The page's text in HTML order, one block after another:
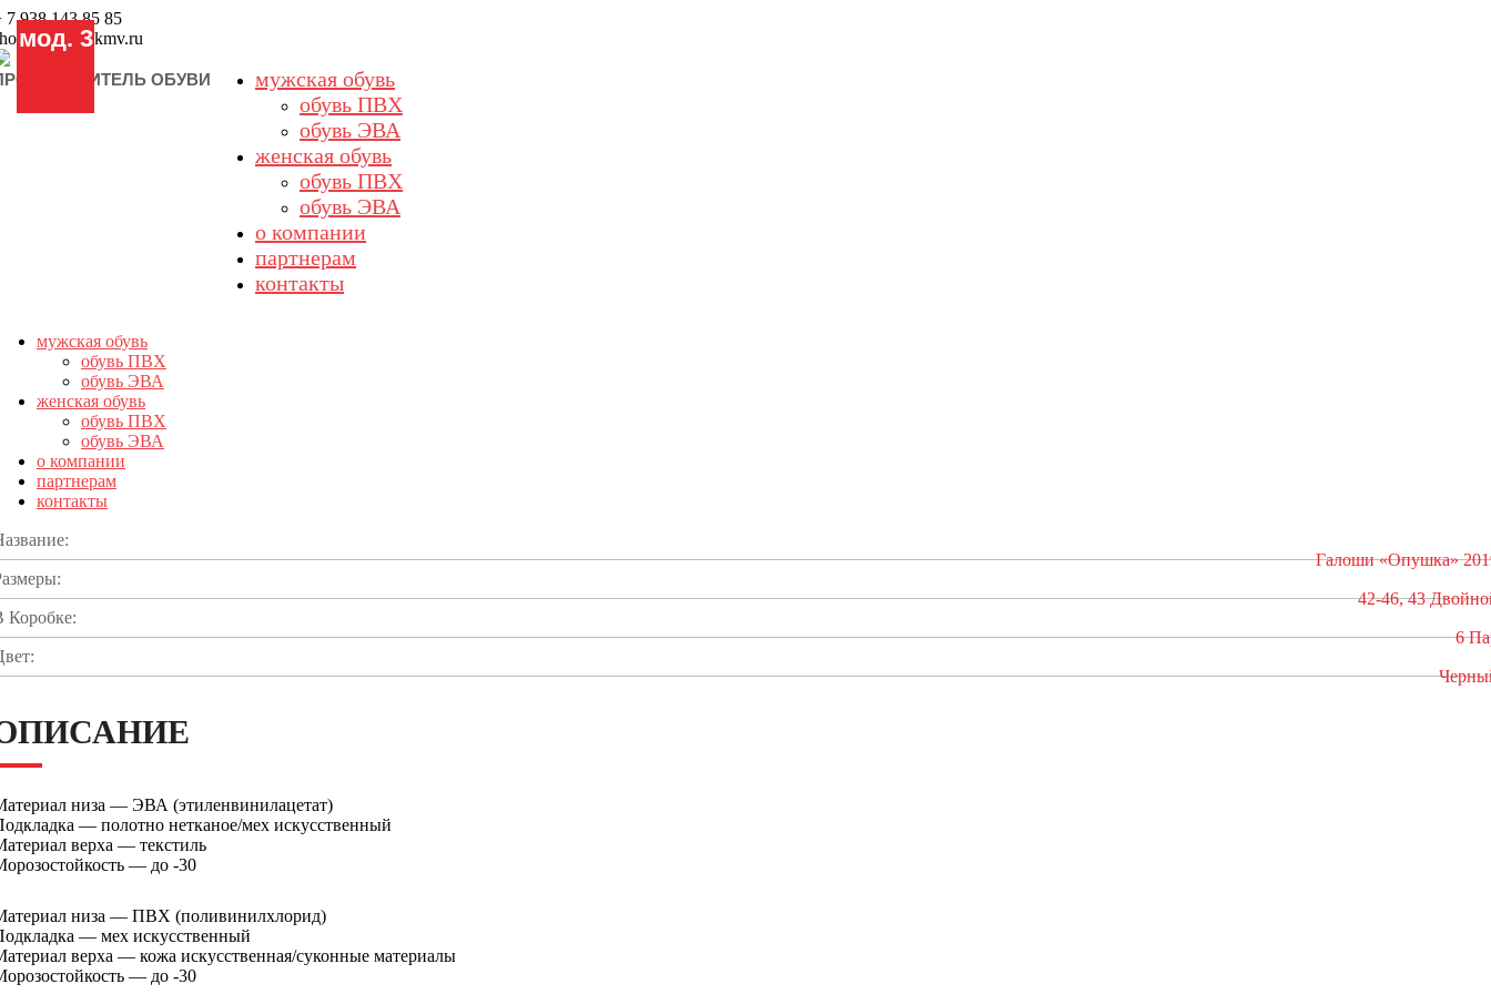
7 938 143 85 85
kmv.ru
ОБУВИ
мужская обувь
обувь ПВХ
обувь ЭВА
женская обувь
обувь ПВХ
обувь ЭВА
о компании
партнерам
контакты
мужская обувь
обувь ПВХ
обувь ЭВА
женская обувь
обувь ПВХ
обувь ЭВА
о компании
партнерам
контакты
мод. 3
Галоши «Опушка»
42-46, 43
Коробке:
6
низа — ЭВА (этиленвинилацетат)
— полотно нетканое/мех искусственный
верха — текстиль
— до -30
низа — ПВХ (поливинилхлорид)
— мех искусственный
верха — кожа искусственная/суконные материалы
— до -30